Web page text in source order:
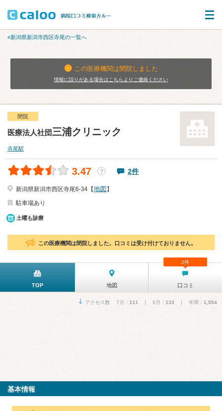
«新潟県新潟市西区寺尾の一覧へ
この医療機関は閉院しました
情報に誤りがある場合はこちらよりご連絡ください
閉院
医療法人社団三浦クリニック
寺尾駅
3.47 ？ 2件
新潟県新潟市西区寺尾6-34【地図 】
駐車場あり
土曜も診療
この医療機関は閉院しました。口コミは受け付けておりません。
TOP 地図 口コミ
2件
アクセス数 7月： 111 | 6月： 133 | 年間： 1,554
基本情報